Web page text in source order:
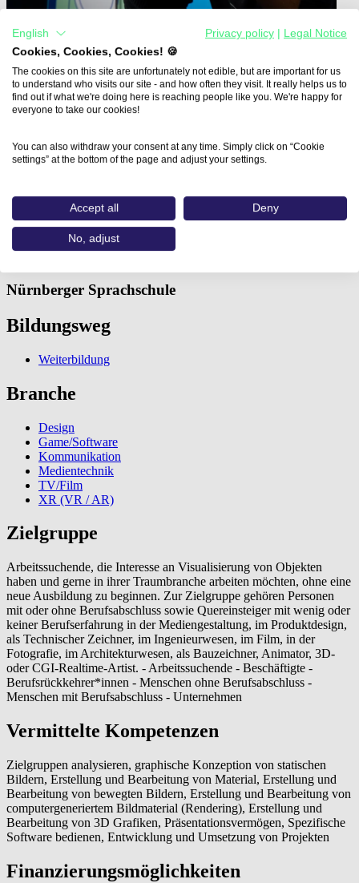
Fachkraft 3D-Design: Projektvisualisierung in…
Fachkraft 3D-Design:
Projektvisualisierung in der
Unreal Engine
Nürnberger Sprachschule
Bildungsweg
Weiterbildung
Branche
Design
Game/Software
Kommunikation
Medientechnik
TV/Film
XR (VR / AR)
Zielgruppe
Arbeitssuchende, die Interesse an Visualisierung von Objekten
haben und gerne in ihrer Traumbranche arbeiten möchten, ohne eine
neue Ausbildung zu beginnen. Zur Zielgruppe gehören Personen
mit oder ohne Berufsabschluss sowie Quereinsteiger mit wenig oder
keiner Berufserfahrung in der Mediengestaltung, im Produktdesign,
als Technischer Zeichner, im Ingenieurwesen, im Film, in der
Fotografie, im Architekturwesen, als Bauzeichner, Animator, 3D-
oder CGI-Realtime-Artist. - Arbeitssuchende - Beschäftigte -
Berufsrückkehrer*innen - Menschen ohne Berufsabschluss -
Menschen mit Berufsabschluss - Unternehmen
Vermittelte Kompetenzen
Zielgruppen analysieren, graphische Konzeption von statischen
Bildern, Erstellung und Bearbeitung von Material, Erstellung und
Bearbeitung von bewegten Bildern, Erstellung und Bearbeitung von
computergeneriertem Bildmaterial (Rendering), Erstellung und
Bearbeitung von 3D Grafiken, Präsentationsvermögen, Spezifische
Software bedienen, Entwicklung und Umsetzung von Projekten
Finanzierungsmöglichkeiten
English Privacy policy
Legal Notice
Cookies, Cookies, Cookies! 🍪
The cookies on this site are unfortunately not edible, but are important for us
to understand who visits our site - and how often they visit. It really helps us to
find out if what we're doing here is reaching people like you. We're happy for
everyone to take our cookies!
You can also withdraw your consent at any time. Simply click on “Cookie
settings” at the bottom of the page and adjust your settings.
Accept all Deny
No, adjust